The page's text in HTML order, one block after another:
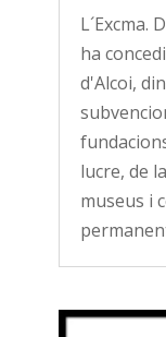
L´Excma.
ha
d'Alcoi,
lucre, de
museus i